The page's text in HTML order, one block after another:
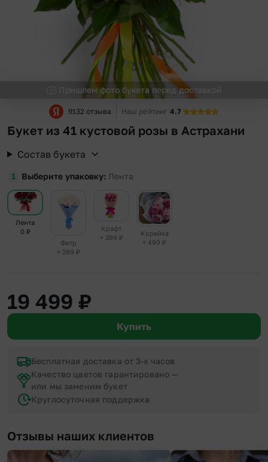
Пришлем фото букета перед доставкой
9132 отзыва Наш рейтинг 4.7
Букет из 41 кустовой розы в Астрахани
Состав букета
Выберите упаковку Лента
Лента
0 ₽
Фетр
+ 299 ₽
Крафт
+ 399 ₽
Корейка
+ 499 ₽
19 499 ₽
Купить
Бесплатная доставка от 3-х часов
Качество цветов гарантировано —
или мы заменим букет
Круглосуточная поддержка
Отзывы наших клиентов